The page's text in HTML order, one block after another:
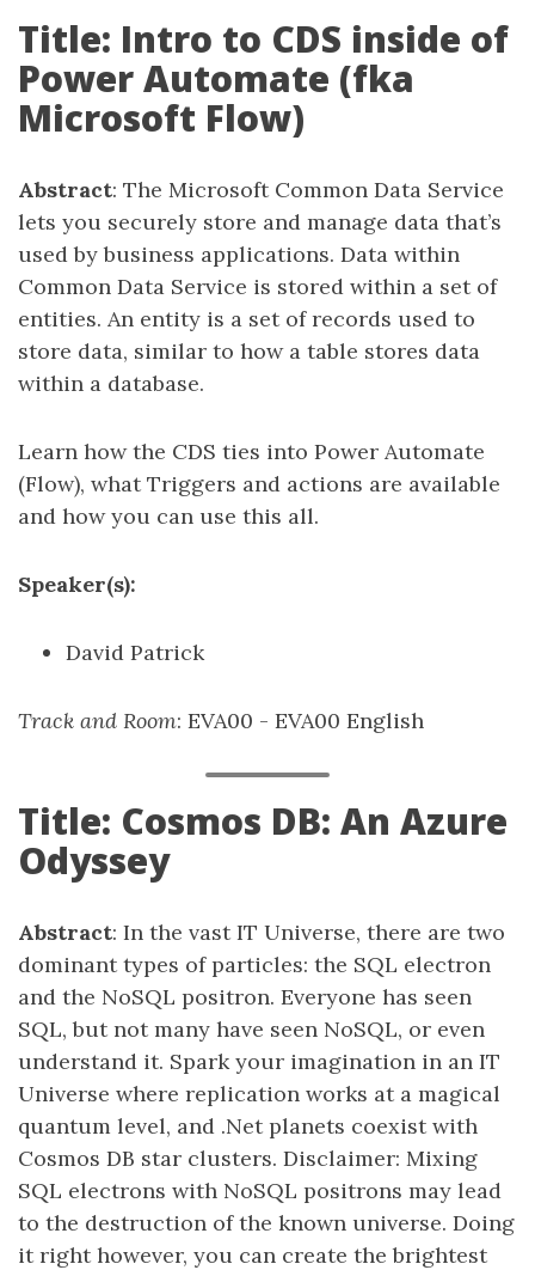
Title: Intro to CDS inside of
Power Automate (fka
Microsoft Flow)
Abstract: The Microsoft Common Data Service
lets you securely store and manage data that’s
used by business applications. Data within
Common Data Service is stored within a set of
entities. An entity is a set of records used to
store data, similar to how a table stores data
within a database.
Learn how the CDS ties into Power Automate
(Flow), what Triggers and actions are available
and how you can use this all.
Speaker(s):
David Patrick
Track and Room: EVA00 - EVA00 English
Title: Cosmos DB: An Azure
Odyssey
Abstract: In the vast IT Universe, there are two
dominant types of particles: the SQL electron
and the NoSQL positron. Everyone has seen
SQL, but not many have seen NoSQL, or even
understand it. Spark your imagination in an IT
Universe where replication works at a magical
quantum level, and .Net planets coexist with
Cosmos DB star clusters. Disclaimer: Mixing
SQL electrons with NoSQL positrons may lead
to the destruction of the known universe. Doing
it right however, you can create the brightest